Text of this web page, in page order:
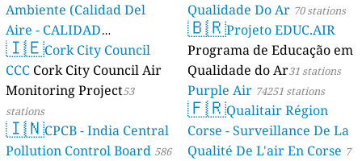
Ambiente (Calidad Del
Aire - CALIDAD
AMBIENTAL) 23 stations
🇮🇪Cork City Council
CCC Cork City Council Air
Monitoring Project53
stations
🇮🇳CPCB - India Central
Pollution Control Board 586
Qualidade Do Ar 70 stations
🇧🇷Projeto EDUC.AIR
Programa de Educação em
Qualidade do Ar31 stations
Purple Air 74251 stations
🇫🇷Qualitair Région
Corse - Surveillance De La
Qualité De L'air En Corse 7